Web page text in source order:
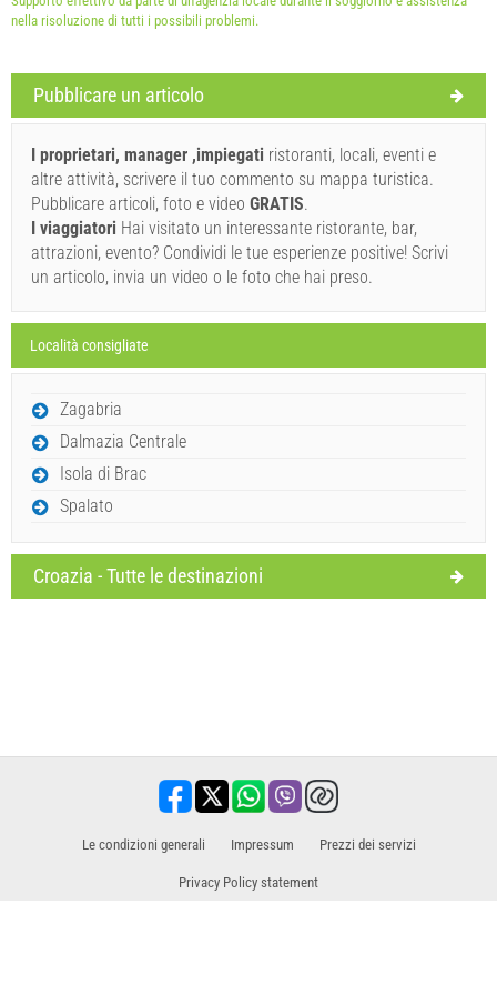
Prenota e aspettare la conferma
Se non desideri prenotare immediatamente e hai altre
domande, compila e fai clic su "Invia richiesta".
Inviare richiesta
nella risoluzione di tutti i possibili problemi.
Pubblicare un articolo
I proprietari, manager ,impiegati ristoranti, locali, eventi e
altre attività, scrivere il tuo commento su mappa turistica.
Pubblicare articoli, foto e video GRATIS.
I viaggiatori Hai visitato un interessante ristorante, bar,
attrazioni, evento? Condividi le tue esperienze positive! Scrivi
un articolo, invia un video o le foto che hai preso.
Località consigliate
Zagabria
Dalmazia Centrale
Isola di Brac
Spalato
Croazia - Tutte le destinazioni
Le condizioni generali Impressum ​Prezzi dei servizi
Privacy Policy statement